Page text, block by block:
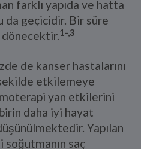
farklı yapıda ve hatta
da geçicidir. Bir süre
1-,3
de kanser hastalarını
etkilemeye
yan etkilerini
daha iyi hayat
Yapılan
saç